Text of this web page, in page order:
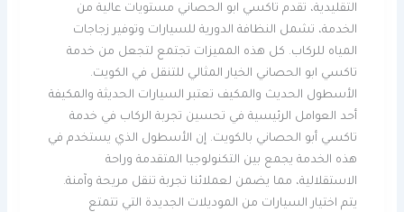
التقليدية، تقدم تاكسي ابو الحصاني مستويات عالية من
الخدمة، تشمل النظافة الدورية للسيارات وتوفير زجاجات
المياه للركاب. كل هذه المميزات تجتمع لتجعل من خدمة
تاكسي ابو الحصاني الخيار المثالي للتنقل في الكويت.
الأسطول الحديث والمكيف تعتبر السيارات الحديثة والمكيفة
أحد العوامل الرئيسية في تحسين تجربة الركاب في خدمة
تاكسي أبو الحصاني بالكويت. إن الأسطول الذي يستخدم في
هذه الخدمة يجمع بين التكنولوجيا المتقدمة وراحة
الاستقلالية، مما يضمن لعملائنا تجربة تنقل مريحة وآمنة.
يتم اختيار السيارات من الموديلات الجديدة التي تتمتع